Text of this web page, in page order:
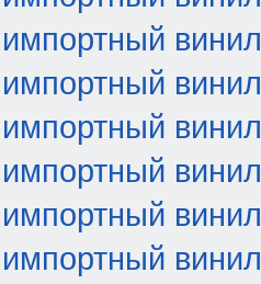
винил
винил
винил
винил
винил
винил